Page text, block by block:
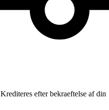
Krediteres efter bekraeftelse af din